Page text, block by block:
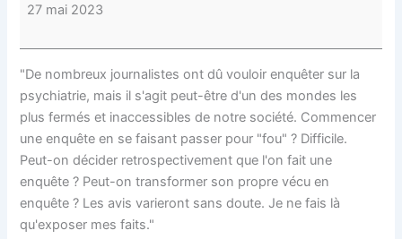
27 mai 2023
"De nombreux journalistes ont dû vouloir enquêter sur la
psychiatrie, mais il s'agit peut-être d'un des mondes les
plus fermés et inaccessibles de notre société. Commencer
une enquête en se faisant passer pour "fou" ? Difficile.
Peut-on décider retrospectivement que l'on fait une
enquête ? Peut-on transformer son propre vécu en
enquête ? Les avis varieront sans doute. Je ne fais là
qu'exposer mes faits."